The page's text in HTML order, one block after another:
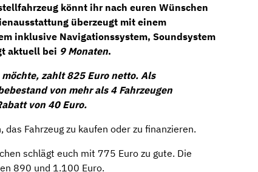
könnt ihr nach euren Wünschen
überzeugt mit einem
inklusive Navigationssystem, Soundsystem
aktuell bei 9 Monaten.
zahlt 825 Euro netto. Als
von mehr als 4 Fahrzeugen
von 40 Euro.
Fahrzeug zu kaufen oder zu finanzieren.
schlägt euch mit 775 Euro zu gute. Die
890 und 1.100 Euro.